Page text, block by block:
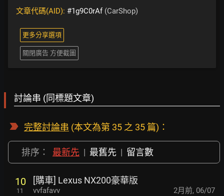
文章代碼(AID): #1g9C0rAf(CarShop)
更多分享選項
關閉廣告 方便截圖
討論串 (同標題文章)
完整討論串 (本文為第 35 之 35 篇)：
排序： 最新先 | 最舊先 | 留言數
10
11
[購車] Lexus NX200豪華版
vvfafavv 2月前, 06/07